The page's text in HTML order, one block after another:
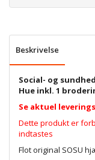
Beskrivelse
Social- og
Hue inkl. 1
Se aktuel
Dette produkt er
indtastes
Flot original SOSU